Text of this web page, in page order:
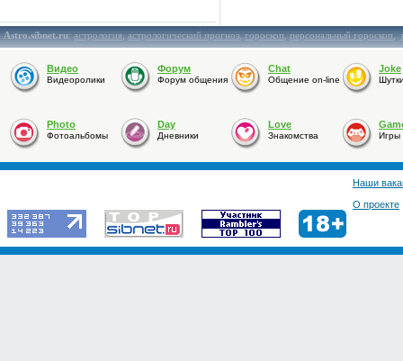
Astro.sibnet.ru:астрология,астрологический прогноз,гороскоп,персональный гороскоп,
Видео
Видеоролики
Форум
Форум общения
Chat
Общение on-line
Joke
Photo
Фотоальбомы
Day
Дневники
Love
Знакомства Игры
Наши
О проекте